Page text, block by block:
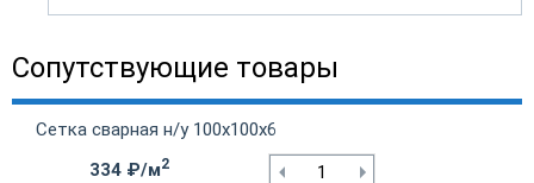
Сопутствующие товары
Сетка сварная н/у 100х100х6
334 ₽/м2